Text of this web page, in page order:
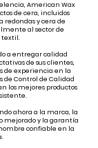
American Wax
de cera, incluidos
redondas y cera de
al sector de
textil.
a entregar calidad
de sus clientes,
de experiencia en la
de Control de Calidad
los mejores productos
ahora a la marca, la
mejorado y la garantía
confiable en la